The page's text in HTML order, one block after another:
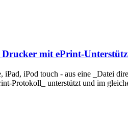
mit ePrint-
iPod touch - aus eine _Datei
Protokoll_ unterstützt und im